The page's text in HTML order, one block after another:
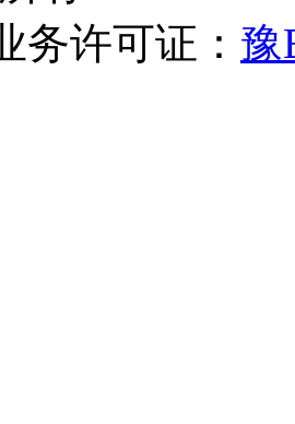
务许可证： 豫